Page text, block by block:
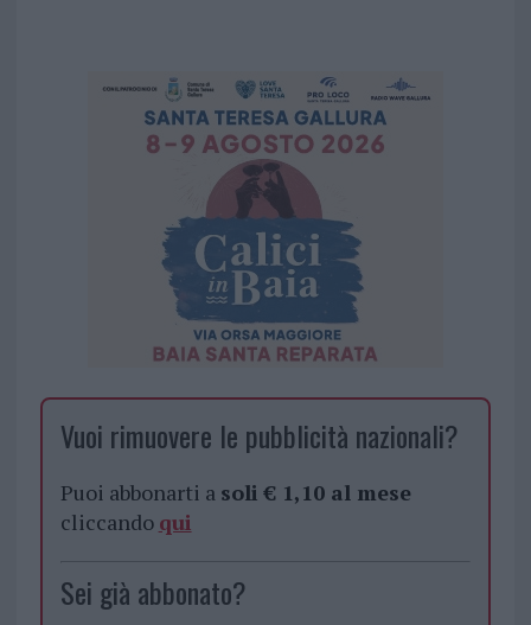
Vuoi rimuovere le pubblicità nazionali?
Puoi abbonarti a soli € 1,10 al mese
cliccando qui
Sei già abbonato?